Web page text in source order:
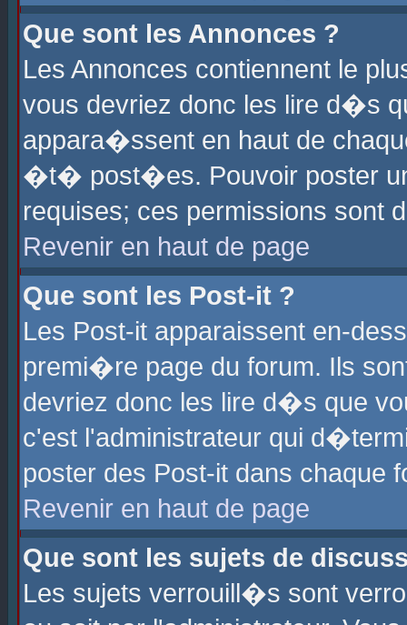
Que sont les Annonces ?
Les Annonces contiennent le
vous devriez donc les lire d�s
appara�ssent en haut de
�t� post�es. Pouvoir poster
requises; ces permissions sont
Revenir en haut de page
Que sont les Post-it ?
Les Post-it apparaissent en-
premi�re page du forum. Ils
devriez donc les lire d�s que
c'est l'administrateur qui
poster des Post-it dans chaque
Revenir en haut de page
Que sont les sujets de
Les sujets verrouill�s sont